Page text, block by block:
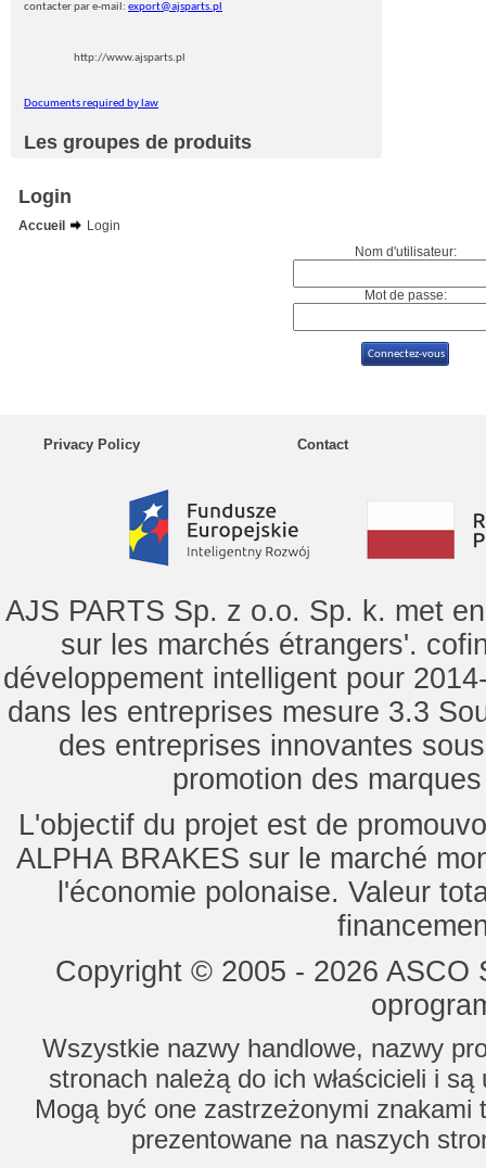
contacter par e-mail: export@ajsparts.pl
http://www.ajsparts.pl
Documents required by law
Les groupes de produits
Login
Accueil
Login
Nom d'utilisateur:
Mot de passe:
Privacy Policy Contact
AJS PARTS Sp. z o.o. Sp. k. met
sur les marchés étrangers'.
développement intelligent pour
dans les entreprises mesure 3.3
des entreprises innovantes
promotion des
L'objectif du projet est de
ALPHA BRAKES sur le marché
l'économie polonaise. Valeur
Copyright © 2005 - 2026
Wszystkie nazwy handlowe, nazwy
stronach należą do ich właścicieli i
Mogą być one zastrzeżonymi znakami
prezentowane na naszych